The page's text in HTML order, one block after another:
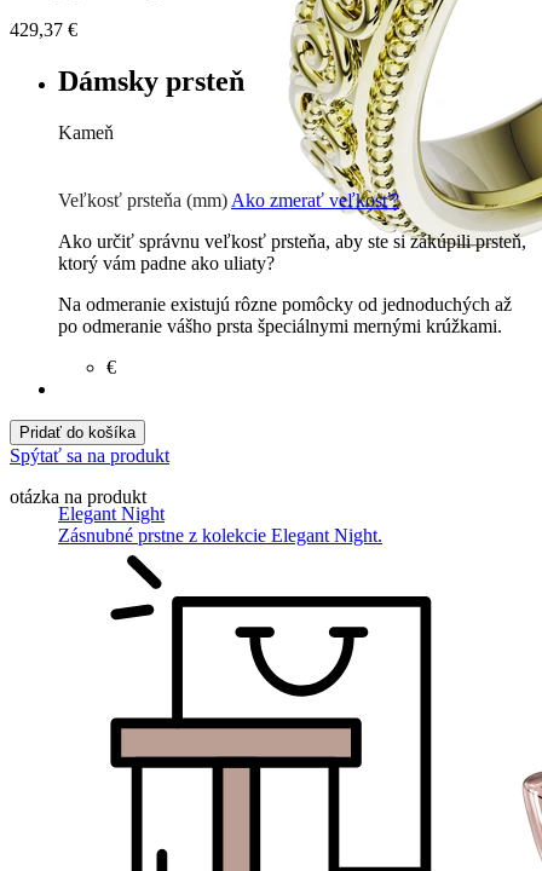
Elegant Night
Zásnubné prstne z kolekcie Elegant Night.
429,37 €
Dámsky prsteň
Kameň
Briliant G-H/Si1-2
1140 €
Veľkosť prsteňa (mm) Ako zmerať veľkosť?
Ako určiť správnu veľkosť prsteňa, aby ste si zakúpili prsteň,
ktorý vám padne ako uliaty?
Na odmeranie existujú rôzne pomôcky od jednoduchých až
po odmeranie vášho prsta špeciálnymi mernými krúžkami.
€
Pridať do košíka
Spýtať sa na produkt
otázka na produkt